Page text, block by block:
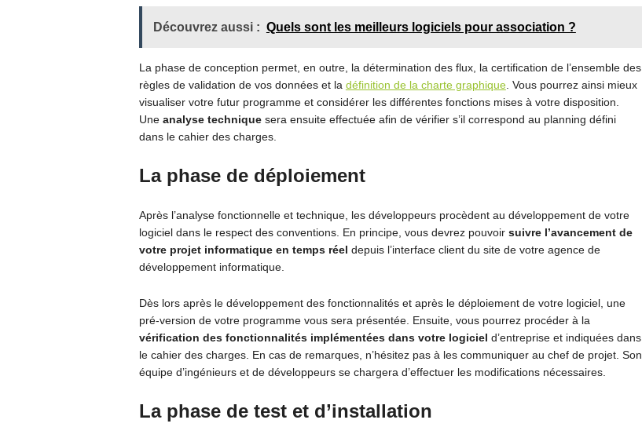
Découvrez aussi : Quels sont les meilleurs logiciels pour association ?
La phase de conception permet, en outre, la détermination des flux, la certification de l’ensemble des
règles de validation de vos données et la définition de la charte graphique. Vous pourrez ainsi mieux
visualiser votre futur programme et considérer les différentes fonctions mises à votre disposition.
Une analyse techniquesera ensuite effectuée afin de vérifier s’il correspond au planning défini
dans le cahier des charges.
La phase de déploiement
Après l’analyse fonctionnelle et technique, les développeurs procèdent au développement de votre
logiciel dans le respect des conventions. En principe, vous devrez pouvoir suivre l’avancement de
votre projet informatique en temps réel depuis l’interface client du site de votre agence de
développement informatique.
Dès lors après le développement des fonctionnalités et après le déploiement de votre logiciel, une
pré-version de votre programme vous sera présentée. Ensuite, vous pourrez procéder à la
vérification des fonctionnalités implémentées dans votre logiciel d’entreprise et indiquées dans
le cahier des charges. En cas de remarques, n’hésitez pas à les communiquer au chef de projet. Son
équipe d’ingénieurs et de développeurs se chargera d’effectuer les modifications nécessaires.
La phase de test et d’installation